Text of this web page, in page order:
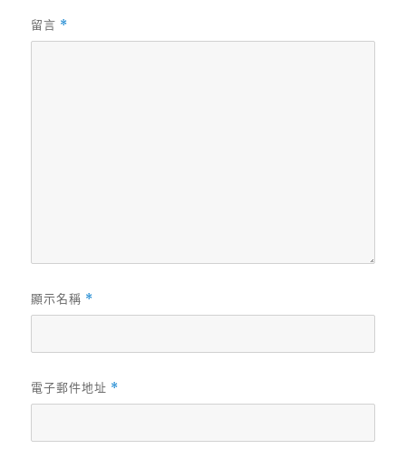
留言 *
顯示名稱 *
電子郵件地址 *